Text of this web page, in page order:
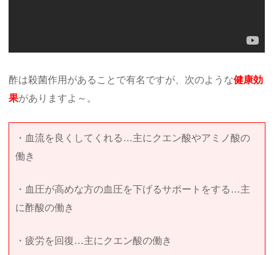
酢は殺菌作用があることで有名ですが、次のような健康効
果がありますよ～。
・血流を良くしてくれる…主にクエン酸やアミノ酸の
働き
・血圧が高めな方の血圧を下げるサポートをする…主
に酢酸の働き
・疲労を回復…主にクエン酸の働き